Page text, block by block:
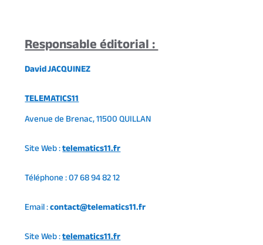
Responsable éditorial :
David JACQUINEZ
TELEMATICS11
Avenue de Brenac, 11500 QUILLAN
Site Web :telematics11.fr
Téléphone : 07 68 94 82 12
Email :contact@telematics11.fr
Site Web :telematics11.fr